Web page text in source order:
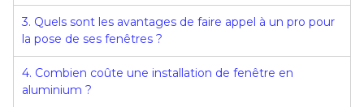
3. Quels sont les avantages de faire appel à un pro pour
la pose de ses fenêtres ?
4. Combien coûte une installation de fenêtre en
aluminium ?